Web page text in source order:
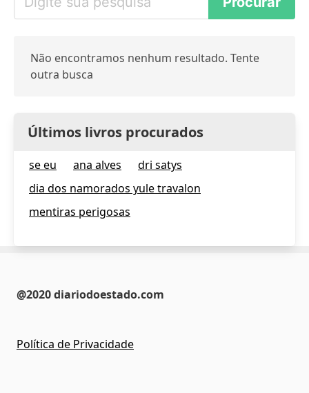
Não encontramos nenhum resultado. Tente
outra busca
Últimos livros procurados
se eu ana alves
dri satys
dia dos namorados yule travalon
mentiras perigosas
@2020 diariodoestado.com
Política de Privacidade